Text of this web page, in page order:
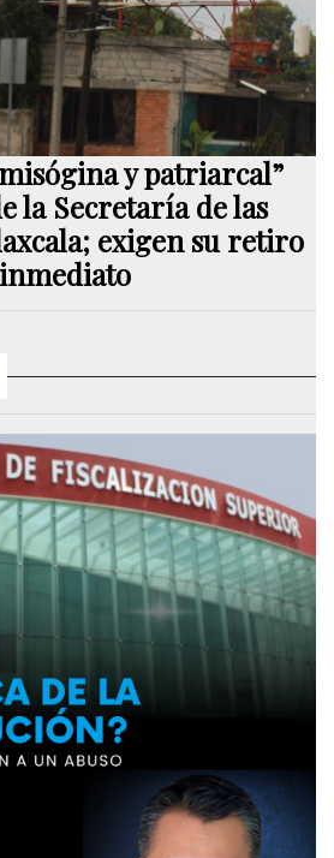
y patriarcal”
la Secretaría de las
exigen su retiro
inmediato